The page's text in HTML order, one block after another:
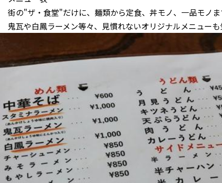
街の"ザ・食堂"だけに、麺類から定食、丼モノ、一品モノま
鬼瓦や白鳳ラーメン等々、見慣れないオリジナルメニューも